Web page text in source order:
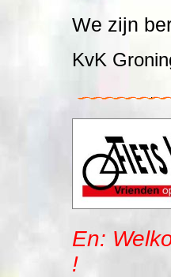
We zijn
KvK
En:
!